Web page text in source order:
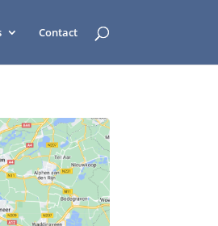
Contact